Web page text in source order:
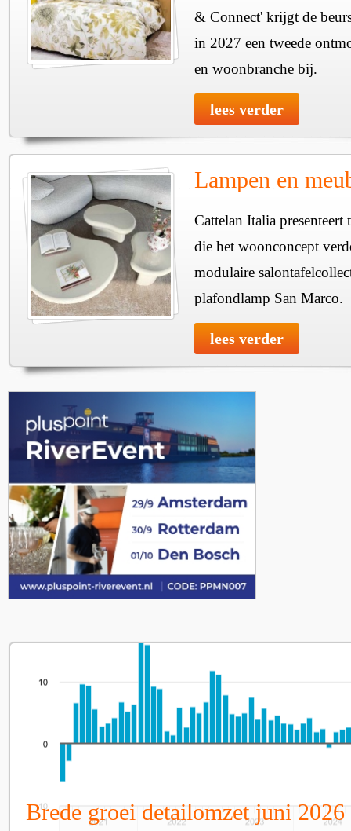
& Connect' krijgt de
in 2027 een tweede
en woonbranche bij.
lees verder
Lampen en
Cattelan Italia
die het woonconcept
modulaire
plafondlamp San Marco.
lees verder
Brede groei detailomzet juni 2026